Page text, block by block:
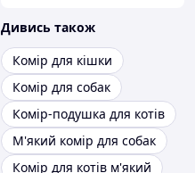
Дивись також
Комір для кішки
Комір для собак
Комір-подушка для котів
М'який комір для собак
Комір для котів м'який